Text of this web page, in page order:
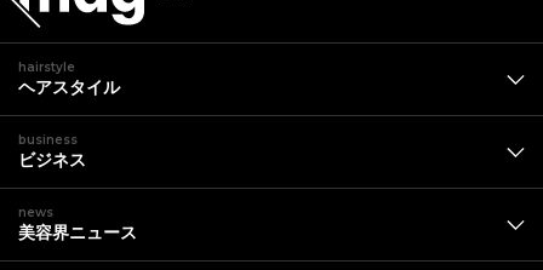
hairstyle
ヘアスタイル
business
ビジネス
news
美容界ニュース